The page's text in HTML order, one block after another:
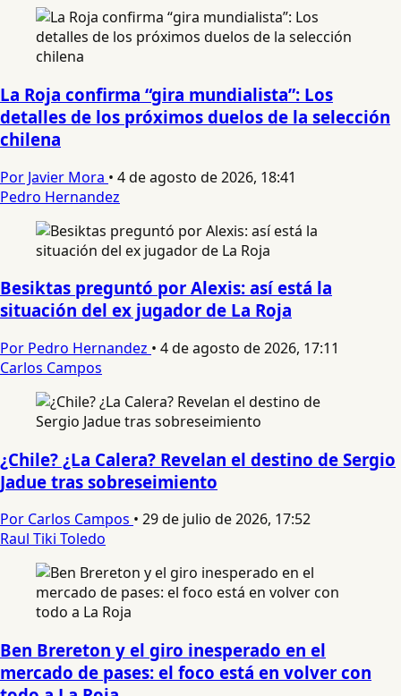
La Roja confirma “gira mundialista”: Los
detalles de los próximos duelos de la selección
chilena
Por Javier Mora • 4 de agosto de 2026, 18:41
Pedro Hernandez
Besiktas preguntó por Alexis: así está la
situación del ex jugador de La Roja
Por Pedro Hernandez • 4 de agosto de 2026, 17:11
Carlos Campos
¿Chile? ¿La Calera? Revelan el destino de Sergio
Jadue tras sobreseimiento
Por Carlos Campos • 29 de julio de 2026, 17:52
Raul Tiki Toledo
Ben Brereton y el giro inesperado en el
mercado de pases: el foco está en volver con